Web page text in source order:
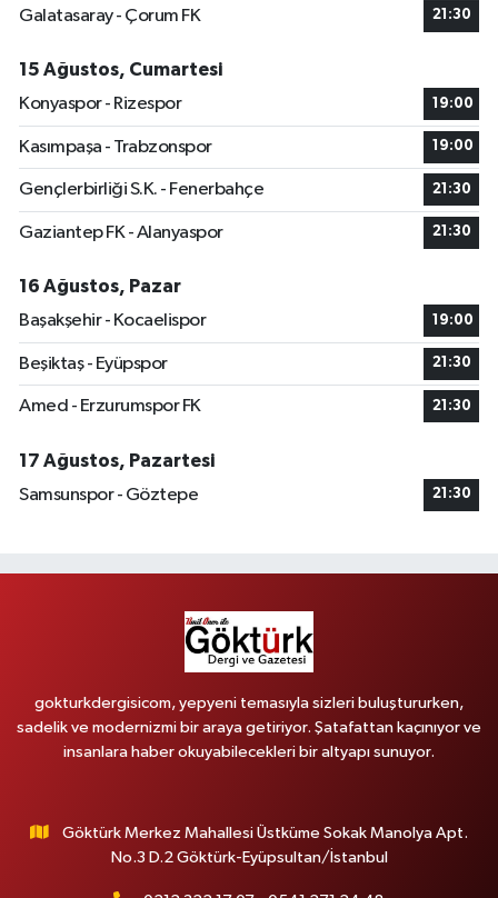
Galatasaray - Çorum FK
21:30
15 Ağustos, Cumartesi
Konyaspor - Rizespor
19:00
Kasımpaşa - Trabzonspor 19:00
Gençlerbirliği S.K. - Fenerbahçe 21:30
Gaziantep FK - Alanyaspor 21:30
16 Ağustos, Pazar
Başakşehir - Kocaelispor
19:00
Beşiktaş - Eyüpspor 21:30
Amed - Erzurumspor FK 21:30
17 Ağustos, Pazartesi
Samsunspor - Göztepe
21:30
gokturkdergisicom, yepyeni temasıyla sizleri buluştururken,
sadelik ve modernizmi bir araya getiriyor. Şatafattan kaçınıyor ve
insanlara haber okuyabilecekleri bir altyapı sunuyor.
Göktürk Merkez Mahallesi Üstküme Sokak Manolya Apt.
No.3 D.2 Göktürk-Eyüpsultan/İstanbul